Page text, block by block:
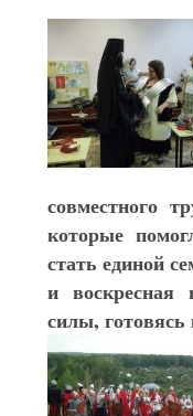
совместного
которые
стать единой
и воскресная
силы,